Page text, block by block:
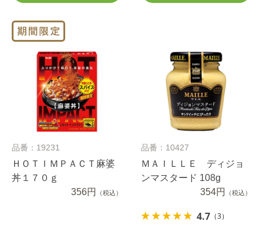
品番：19231
ＨＯＴＩＭＰＡＣＴ麻婆
丼１７０ｇ
356円
（税込）
品番：10427
ＭＡＩＬＬＥ ディジョ
ンマスタード 108g
354円
（税込）
4.7 （3）